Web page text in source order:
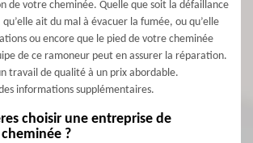
de votre cheminée. Quelle que soit la défaillance
ait du mal à évacuer la fumée, ou qu’elle
ou encore que le pied de votre cheminée
de ce ramoneur peut en assurer la réparation.
travail de qualité à un prix abordable.
informations supplémentaires.
choisir une entreprise de
?